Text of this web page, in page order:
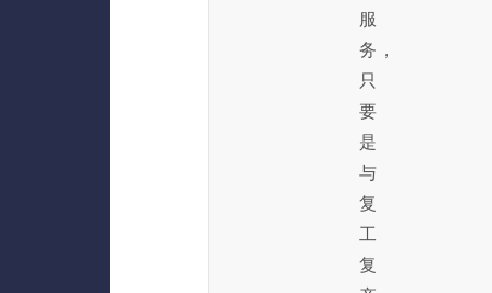
服
务，
只
要
是
与
复
工
复